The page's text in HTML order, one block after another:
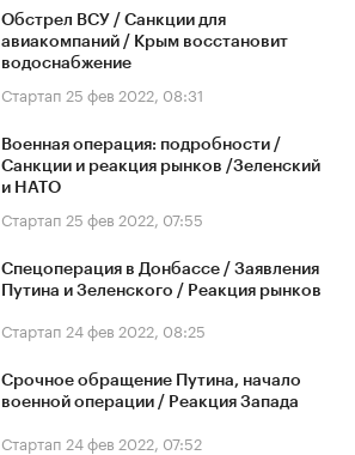
Обстрел ВСУ / Санкции для
авиакомпаний / Крым восстановит
водоснабжение
Стартап 25 фев 2022, 08:31
Военная операция: подробности /
Санкции и реакция рынков /Зеленский
и НАТО
Стартап 25 фев 2022, 07:55
Спецоперация в Донбассе / Заявления
Путина и Зеленского / Реакция рынков
Стартап 24 фев 2022, 08:25
Срочное обращение Путина, начало
военной операции / Реакция Запада
Стартап 24 фев 2022, 07:52